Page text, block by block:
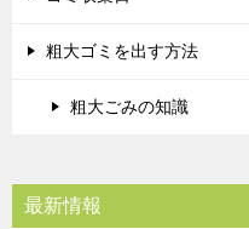
粗大ゴミを出す方法
粗大ごみの知識
最新情報